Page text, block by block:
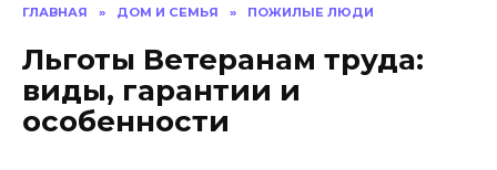
ГЛАВНАЯ » ДОМ И СЕМЬЯ » ПОЖИЛЫЕ ЛЮДИ
Льготы Ветеранам труда:
виды, гарантии и
особенности